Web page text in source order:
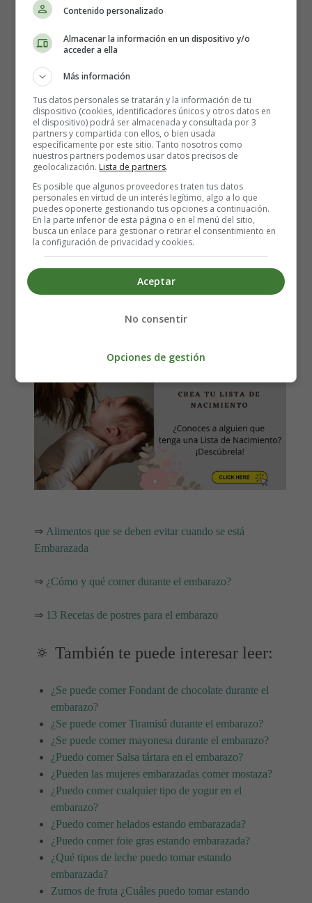
Para evitar intoxicarte come postres o bollería
industrial. Si es casera debe estar elaborada con
huevos cocidos, nata y leche pasteurizada. Para
minimizar la infección por toxoplasmosis, lava bien la
fruta de tus tartas si no están cocinada.
En las panaderías, pastelerías, restaurantes o casas de
amigos,evita los pasteles con claras de huevo o
huevos crudos o poco cocinados, para no correr riesgos
(tiramisú,merengue, tarta de limón y merengue). En el
caso de los productos fabricados industrialmente, el
riesgo es escaso.
🤰🏻👶🏻🎁 Crea tulista de nacimientoy actualízala
amigos para que puedan acertar con el regalo que
necesitas ⇓⇓⇓
⇒ Alimentos que se deben evitar cuando se está
Embarazada
⇒ ¿Cómo y qué comer durante el embarazo?
⇒ 13 Recetas de postres para el embarazo
🔅 También te puede interesar leer:
¿Se puede comer Fondant de chocolate durante el
embarazo?
¿Se puede comer Tiramisú durante el embarazo?
¿Se puede comer mayonesa durante el embarazo?
¿Puedo comer Salsa tártara en el embarazo?
¿Pueden las mujeres embarazadas comer mostaza?
¿Puedo comer cualquier tipo de yogur en el
embarazo?
¿Puedo comer helados estando embarazada?
¿Puedo comer foie gras estando embarazada?
¿Qué tipos de leche puedo tomar estando
embarazada?
Zumos de fruta ¿Cuáles puedo tomar estando
Contenido personalizado
Almacenar la información en un dispositivo y/o
acceder a ella
Más información
Tus datos personales se tratarán y la información de tu
dispositivo (cookies, identificadores únicos y otros datos en
el dispositivo) podrá ser almacenada y consultada por 3
partners y compartida con ellos, o bien usada
específicamente por este sitio. Tanto nosotros como
nuestros partners podemos usar datos precisos de
geolocalización. Lista de partners.
Es posible que algunos proveedores traten tus datos
personales en virtud de un interés legítimo, algo a lo que
puedes oponerte gestionando tus opciones a continuación.
En la parte inferior de esta página o en el menú del sitio,
busca un enlace para gestionar o retirar el consentimiento en
la configuración de privacidad y cookies.
Aceptar
No consentir
Opciones de gestión